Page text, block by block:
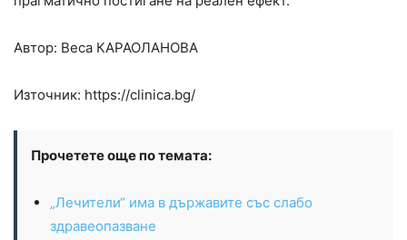
Автор: Веса КАРАОЛАНОВА
Източник: https://clinica.bg/
Прочетете още по темата:
„Лечители“ има в държавите със слабо
здравеопазване